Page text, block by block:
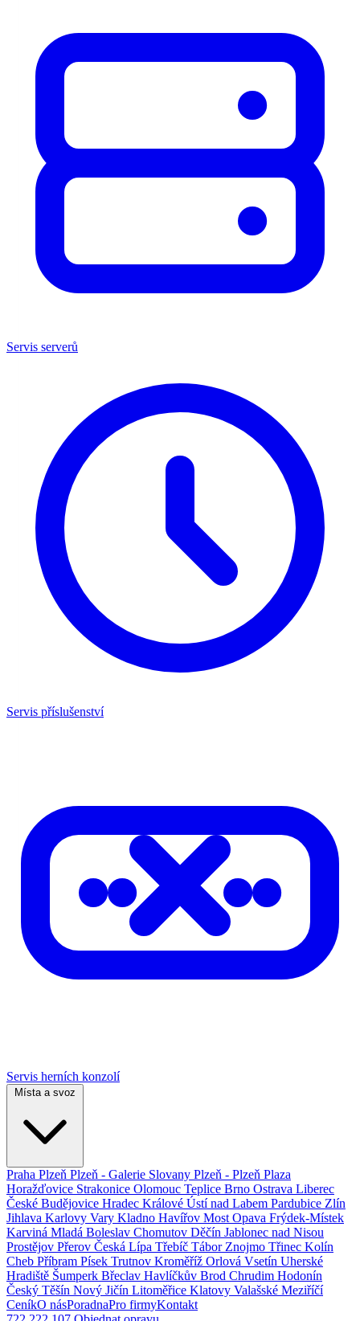
Servis serverů
Servis příslušenství
Servis herních konzolí
Místa a svoz
Praha Plzeň Plzeň - Galerie Slovany Plzeň - Plzeň Plaza
Horažďovice Strakonice Olomouc Teplice Brno Ostrava Liberec
České Budějovice Hradec Králové Ústí nad Labem Pardubice Zlín
Jihlava Karlovy Vary Kladno Havířov Most Opava Frýdek-Místek
Karviná Mladá Boleslav Chomutov Děčín Jablonec nad Nisou
Prostějov Přerov Česká Lípa Třebíč Tábor Znojmo Třinec Kolín
Cheb Příbram Písek Trutnov Kroměříž Orlová Vsetín Uherské
Hradiště Šumperk Břeclav Havlíčkův Brod Chrudim Hodonín
Český Těšín Nový Jičín Litoměřice Klatovy Valašské Meziříčí
CeníkO násPoradnaPro firmyKontakt